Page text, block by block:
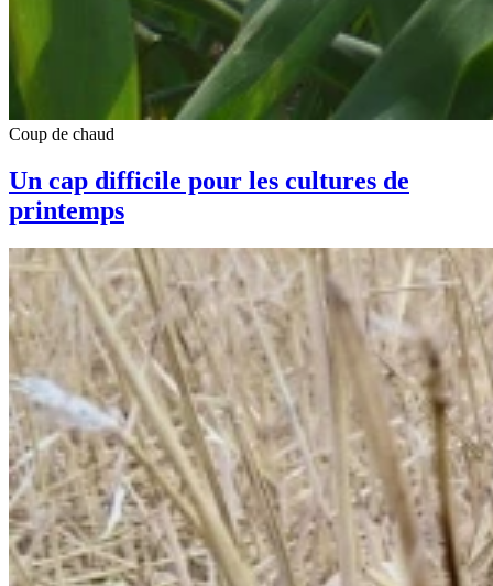
Coup de chaud
Un cap difficile pour les cultures de
printemps